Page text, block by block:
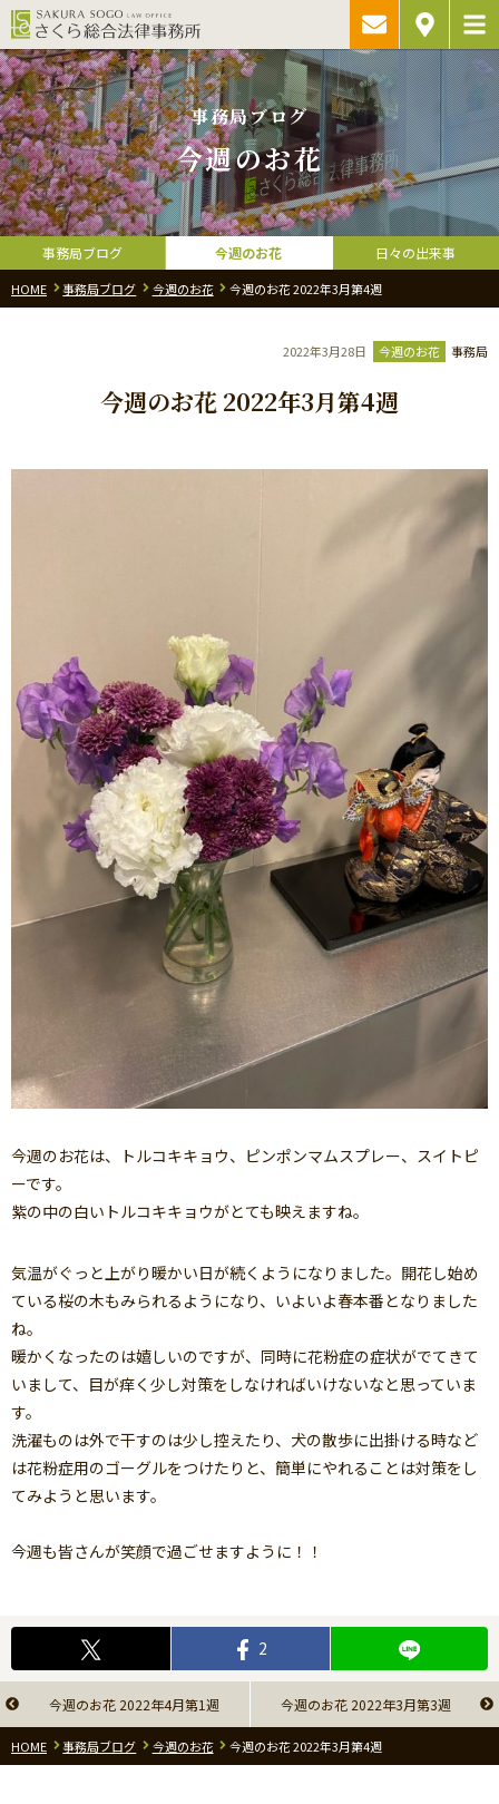
事務局ブログ
今週のお花
事務局ブログ 今週のお花 日々の出来事
HOME 事務局ブログ 今週のお花 今週のお花 2022年3月第4週
2022年3月28日 今週のお花 事務局
今週のお花 2022年3月第4週
今週のお花は、トルコキキョウ、ピンポンマムスプレー、スイトピ
ーです。
紫の中の白いトルコキキョウがとても映えますね。
気温がぐっと上がり暖かい日が続くようになりました。開花し始め
ている桜の木もみられるようになり、いよいよ春本番となりました
ね。
暖かくなったのは嬉しいのですが、同時に花粉症の症状がでてきて
いまして、目が痒く少し対策をしなければいけないなと思っていま
す。
洗濯ものは外で干すのは少し控えたり、犬の散歩に出掛ける時など
は花粉症用のゴーグルをつけたりと、簡単にやれることは対策をし
てみようと思います。
今週も皆さんが笑顔で過ごせますように！！
2
今週のお花 2022年4月第1週 今週のお花 2022年3月第3週
HOME 事務局ブログ 今週のお花 今週のお花 2022年3月第4週